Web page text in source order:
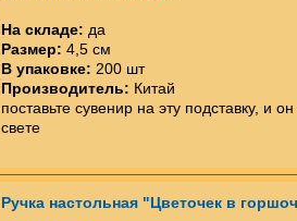
На складе: да
Размер: 4,5 см
В упаковке: 200 шт
Производитель: Китай
поставьте сувенир на эту подставку, и
свете
Ручка настольная "Цветочек в